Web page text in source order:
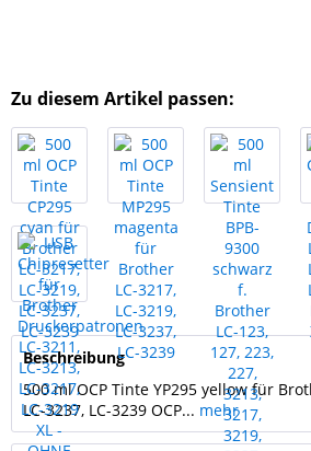
Zu diesem Artikel passen:
Beschreibung
500 ml OCP Tinte YP295 yellow für
LC-3237, LC-3239 OCP... mehr